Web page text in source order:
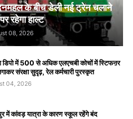
के बीच डेली नई ट्रेन चलाने
रहेगा हाल्ट
08, 2026
डिपो में 500 से अधिक एलएचबी कोचों में स्टिफऩर
संरक्षा सुदृढ़, रेल कर्मचारी पुरस्कृत
04, 2026
में कांवड़ यात्रा के कारण स्कूल रहेंगे बंद